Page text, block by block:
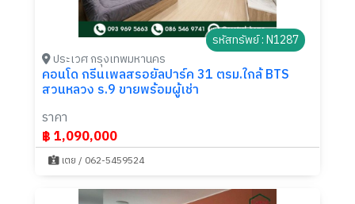
รหัสทรัพย์ : N1287
ประเวศ กรุงเทพมหานคร
คอนโด กรีนเพลสรอยัลปาร์ค 31 ตรม.ใกล้ BTS
สวนหลวง ร.9 ขายพร้อมผู้เช่า
ราคา
฿ 1,090,000
เตย / 062-5459524